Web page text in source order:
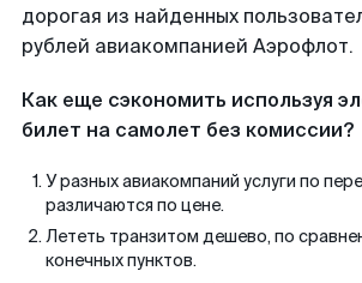
дорогая из найденных
рублей авиакомпанией Аэрофлот.
Как еще сэкономить используя
билет на самолет без комиссии?
У разных авиакомпаний услуги по
различаются по цене.
Лететь транзитом дешево, по
конечных пунктов.